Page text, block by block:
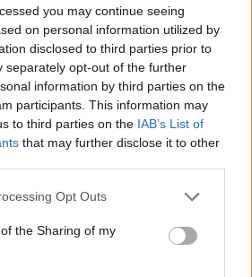
you may continue seeing
on personal information utilized by
disclosed to third parties prior to
separately opt-out of the further
information by third parties on the
participants. This information may
to third parties on the IAB’s List of
that may further disclose it to other
app uses one or more Google
or usage behaviour. You may click to
to Google and its third-party tags to
specified purposes in below Google
Opt Outs
the Sharing of my
közölte, hogy
konzuli szolgálata – amely
való kapcsolatokért is
az ügyet. A minisztérium
az észt kormánytól kért
a dokumentumokról,
Oroszországból
kell mutatniuk a határon,
problémái akkor